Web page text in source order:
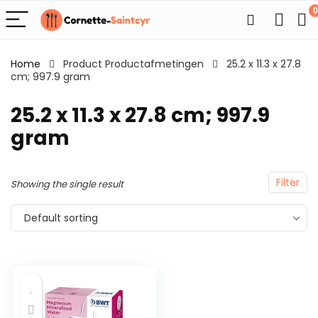
0
Home Product Productafmetingen
25.2 x 11.3 x 27.8
cm; 997.9 gram
25.2 x 11.3 x 27.8 cm; 997.9
gram
Filter
Showing the single result
Default sorting